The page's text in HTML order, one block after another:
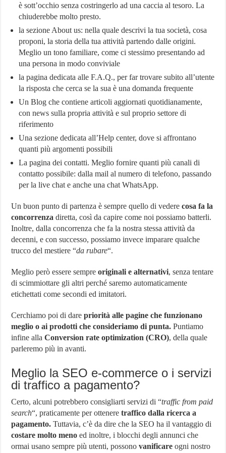
è sott’occhio senza costringerlo ad una caccia al tesoro. La
chiuderebbe molto presto.
la sezione About us: nella quale descrivi la tua società, cosa
proponi, la storia della tua attività partendo dalle origini.
Meglio un tono familiare, come ci stessimo presentando ad
una persona in modo conviviale
la pagina dedicata alle F.A.Q., per far trovare subito all’utente
la risposta che cerca se la sua è una domanda frequente
Un Blog che contiene articoli aggiornati quotidianamente,
con news sulla propria attività e sul proprio settore di
riferimento
Una sezione dedicata all’Help center, dove si affrontano
quanti più argomenti possibili
La pagina dei contatti. Meglio fornire quanti più canali di
contatto possibile: dalla mail al numero di telefono, passando
per la live chat e anche una chat WhatsApp.
Un buon punto di partenza è sempre quello di vederecosa fa la
concorrenza diretta, così da capire come noi possiamo batterli.
Inoltre, dalla concorrenza che fa la nostra stessa attività da
decenni, e con successo, possiamo invece imparare qualche
trucco del mestiere “da rubare“.
Meglio però essere sempreoriginali e alternativi, senza tentare
di scimmiottare gli altri perché saremo automaticamente
etichettati come secondi ed imitatori.
Cerchiamo poi di dare priorità alle pagine che funzionano
meglio o ai prodotti che consideriamo di punta. Puntiamo
infine allaConversion rate optimization (CRO), della quale
parleremo più in avanti.
Meglio la SEO e-commerce o i servizi
di traffico a pagamento?
Certo, alcuni potrebbero consigliarti servizi di “traffic from paid
search“, praticamente per otteneretraffico dalla ricerca a
pagamento. Tuttavia, c’è da dire che la SEO ha il vantaggio di
costare molto meno ed inoltre, i blocchi degli annunci che
ormai usano sempre più utenti, possono vanificare ogni nostro